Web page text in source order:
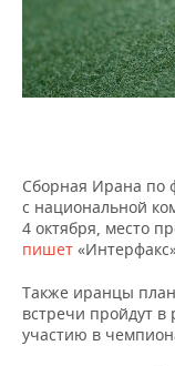
НЕФТЕХИМИЯ
НЕФТЬ
РОЗНИЧНАЯ
ТРАНСПОРТ
НОВОСТИ
IT
МЕРОПРИЯТИЯ
НОВОСТИ
БИЗНЕС-БРАНЧИ
ONLINE-
ОТКРЫТАЯ
СПОРТ
ФУТБОЛ
ХОККЕЙ
БАСКЕТБОЛ
ВОЛЕЙБОЛ
НОВОСТИ
ВЛАСТЬ
ИСТОРИЯ
ФОТОГАЛЕРЕЯ
СЮЖЕТЫ
СПРАВОЧНИК
СПИСОК ПЕРСОН
ПОЛНАЯ ВЕРСИЯ
Сборная Ирана по
с национальной
4 октября, место
пишет
Также иранцы
встречи пройдут в
участию в